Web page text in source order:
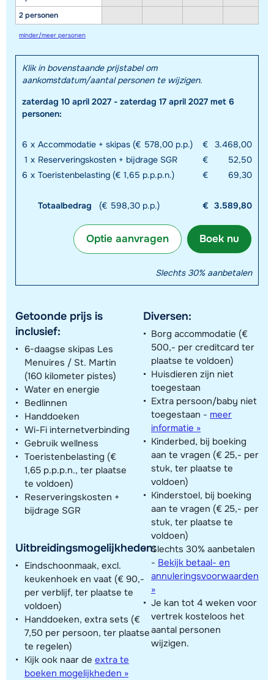
2 personen
minder/meer personen
Klik in bovenstaande prijstabel om
aankomstdatum/aantal personen te wijzigen.
zaterdag 10 april 2027 - zaterdag 17 april 2027 met 6
personen:
6 x Accommodatie + skipas (€ 578,00 p.p.) €
3.468,00
1 x Reserveringskosten + bijdrage SGR €
52,50
6 x Toeristenbelasting (€ 1,65 p.p.p.n.) € 69,30
Totaalbedrag (€ 598,30 p.p.) € 3.589,80
Boek nu
Optie aanvragen
Slechts 30% aanbetalen
Getoonde prijs is
inclusief:
6-daagse skipas Les
Menuires / St. Martin
(160 kilometer pistes)
Water en energie
Bedlinnen
Handdoeken
Wi-Fi internetverbinding
Gebruik wellness
Toeristenbelasting (€
1,65 p.p.p.n., ter plaatse
te voldoen)
Reserveringskosten +
bijdrage SGR
Uitbreidingsmogelijkheden:
Eindschoonmaak, excl.
keukenhoek en vaat (€ 90,-
per verblijf, ter plaatse te
voldoen)
Handdoeken, extra sets (€
7,50 per persoon, ter plaatse
te regelen)
Kijk ook naar de extra te
boeken mogelijkheden »
Diversen:
Borg accommodatie (€
500,- per creditcard ter
plaatse te voldoen)
Huisdieren zijn niet
toegestaan
Extra persoon/baby niet
toegestaan - meer
informatie »
Kinderbed, bij boeking
aan te vragen (€ 25,- per
stuk, ter plaatse te
voldoen)
Kinderstoel, bij boeking
aan te vragen (€ 25,- per
stuk, ter plaatse te
voldoen)
Slechts 30% aanbetalen
- Bekijk betaal- en
annuleringsvoorwaarden
»
Je kan tot 4 weken voor
vertrek kosteloos het
aantal personen
wijzigen.